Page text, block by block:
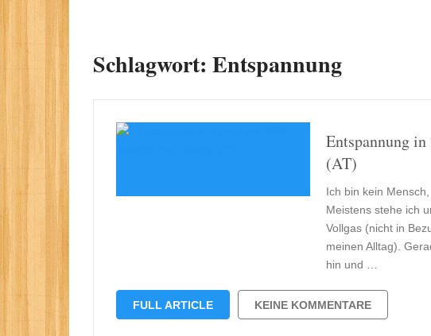
Schlagwort: Entspannung
Entspannung
(AT)
Ich bin kein
Meistens stehe ich
Vollgas (nicht in
meinen Alltag).
hin und …
FULL ARTICLE KEINE KOMMENTARE